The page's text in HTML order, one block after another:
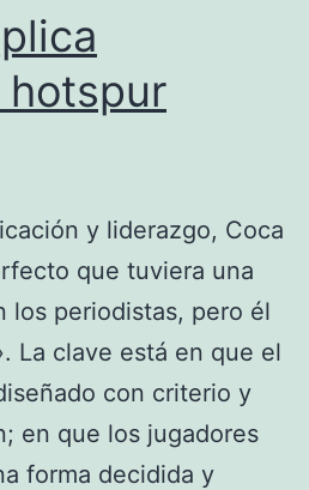
y liderazgo, Coca
que tuviera una
los periodistas, pero él
La clave está en que el
con criterio y
en que los jugadores
forma decidida y